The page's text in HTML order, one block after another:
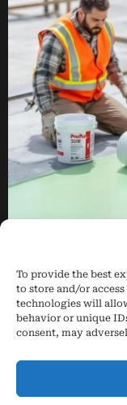
To provide the best
to store and/or
technologies will
behavior or unique
consent, may
TRANG
HỆ LIÊN KẾT